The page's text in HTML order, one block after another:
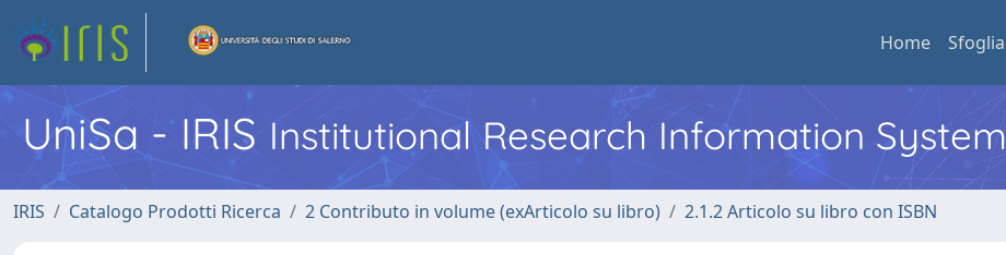
Home Sfoglia
UniSa - IRIS Institutional Research Information System
IRIS Catalogo Prodotti Ricerca 2 Contributo in volume (exArticolo su libro) 2.1.2 Articolo su libro con ISBN